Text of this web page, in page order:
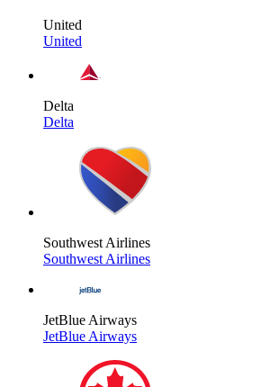
United
United
Delta
Delta
Southwest Airlines
Southwest Airlines
JetBlue Airways
JetBlue Airways